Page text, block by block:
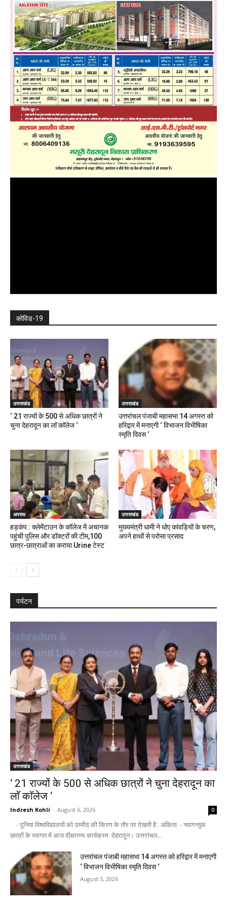
कोविड-19
उत्तराखंड
‘ 21 राज्यों के 500 से अधिक छात्रों ने
चुना देहरादून का लाॅ काॅलेज ‘
उत्तराखंड
उत्तरांचल पंजाबी महासभा 14 अगस्त को
हरिद्वार में मनाएगी ‘ विभाजन विभीषिका
स्मृति दिवस ‘
अपराध
हड़कंप : क्लेमेंटाउन के कॉलेज में अचानक
पहुंची पुलिस और डॉक्टरों की टीम,100
छात्र-छात्राओं का कराया Urine टेस्ट
उत्तराखंड
मुख्यमंत्री धामी ने धोए कांवड़ियों के चरण,
अपने हाथों से परोसा प्रसाद
पर्यटन
उत्तराखंड
‘ 21 राज्यों के 500 से अधिक छात्रों ने चुना देहरादून का
लाॅ काॅलेज ‘
Indresh Kohli - August 6, 2026 0
- दुनिया विश्वविद्यालयों को उम्मीद की किरण के तौर पर देखती है : अंकिता - नवागन्तुक
छात्रों के स्वागत में आज दीक्षारम्भ कार्यक्रम देहरादून। उत्तरांचल...
उत्तरांचल पंजाबी महासभा 14 अगस्त को हरिद्वार में मनाएगी
‘ विभाजन विभीषिका स्मृति दिवस ‘
August 5, 2026